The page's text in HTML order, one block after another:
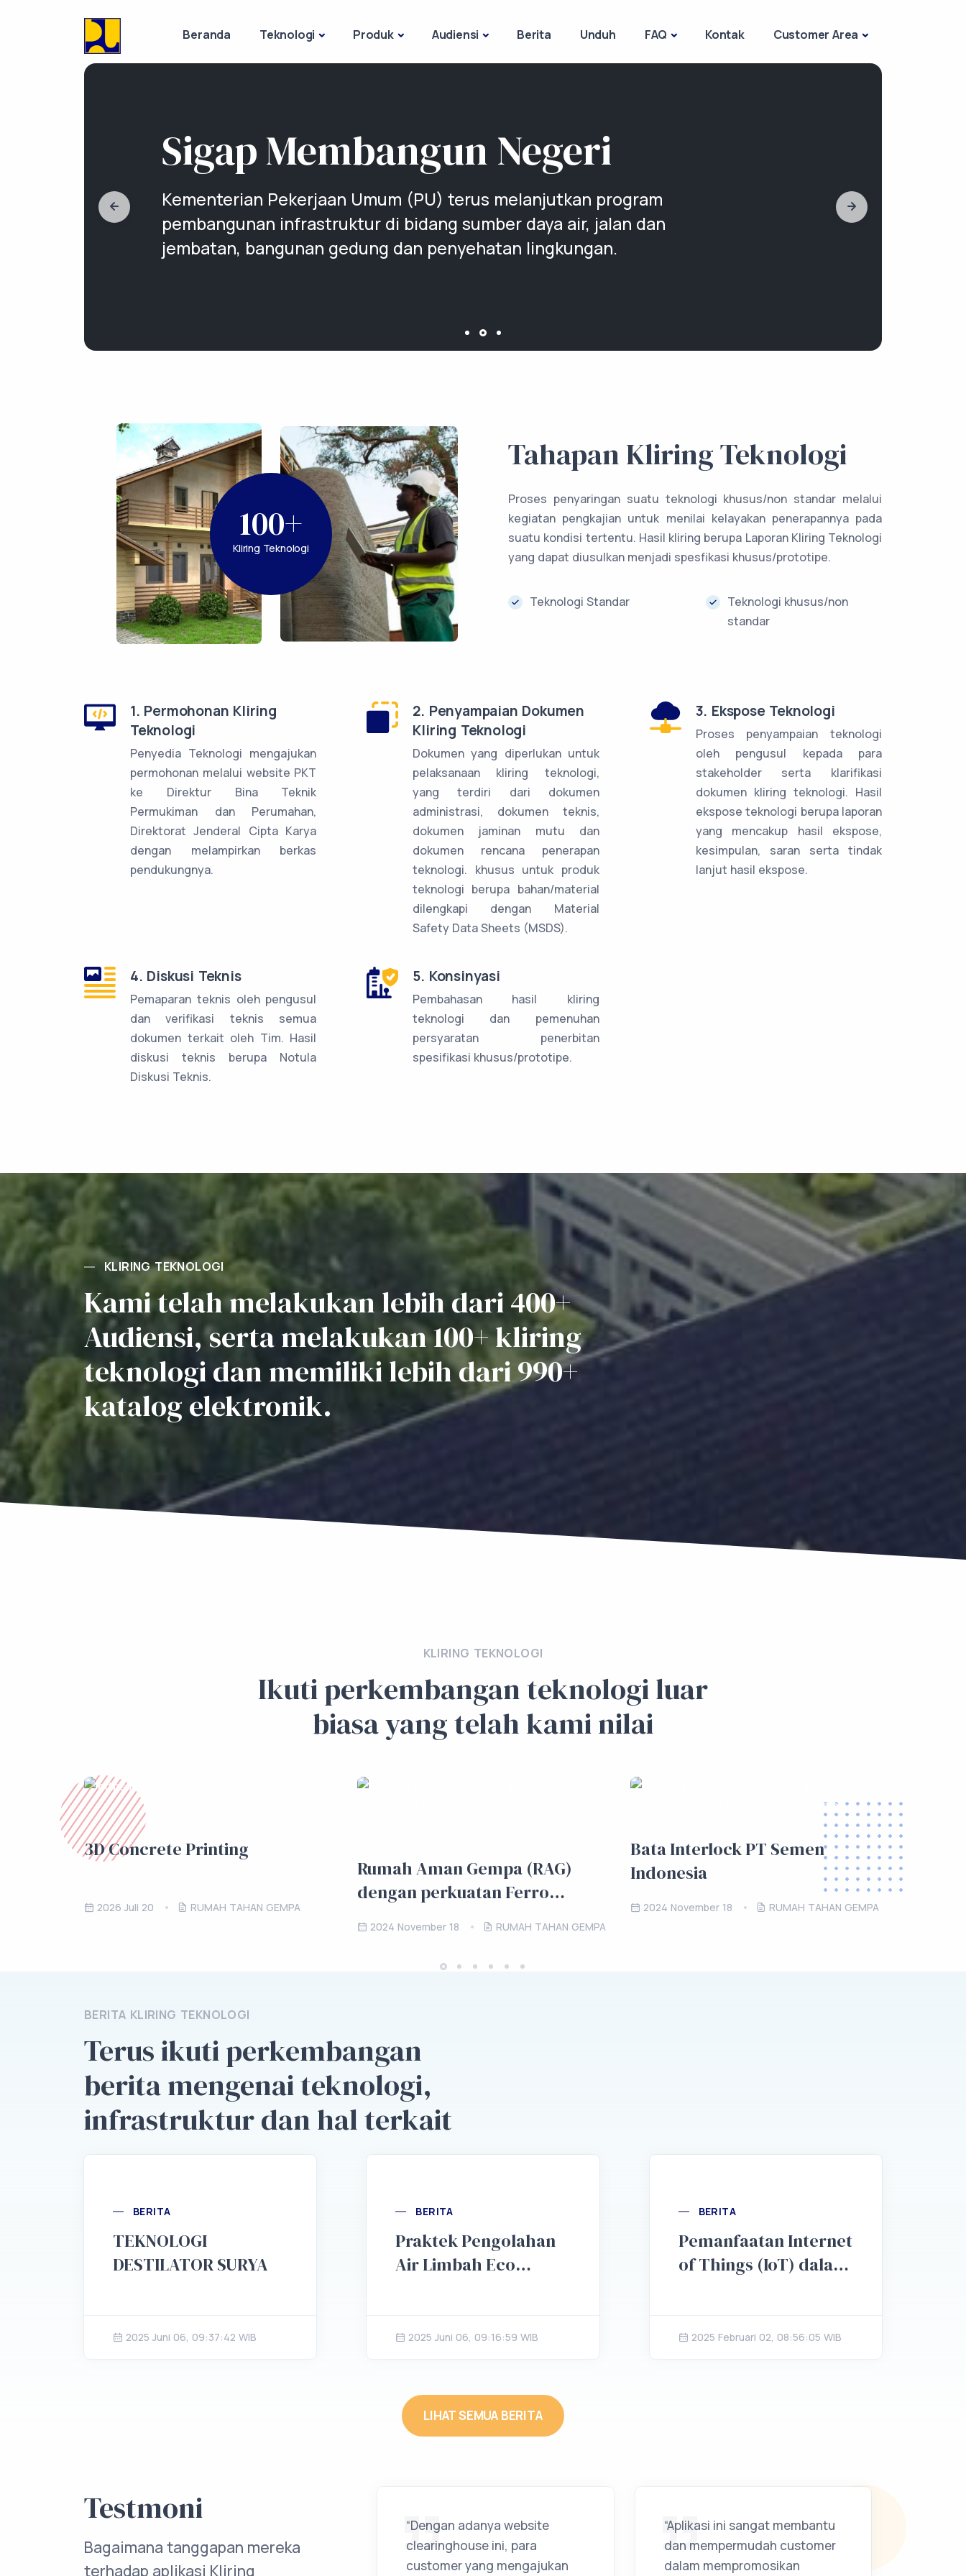
Beranda Teknologi Produk Audiensi Berita Unduh FAQ Kontak Customer Area
Sigap Membangun Negeri
Kementerian Pekerjaan Umum (PU) terus melanjutkan program
pembangunan infrastruktur di bidang sumber daya air, jalan dan
jembatan, bangunan gedung dan penyehatan lingkungan.
100+
Kliring Teknologi
Tahapan Kliring Teknologi
Proses penyaringan suatu teknologi khusus/non standar melalui
kegiatan pengkajian untuk menilai kelayakan penerapannya pada
suatu kondisi tertentu. Hasil kliring berupa Laporan Kliring Teknologi
yang dapat diusulkan menjadi spesfikasi khusus/prototipe.
Teknologi Standar
Teknologi khusus/non
standar
1. Permohonan Kliring
Teknologi
Penyedia Teknologi mengajukan
permohonan melalui website PKT
ke Direktur Bina Teknik
Permukiman dan Perumahan,
Direktorat Jenderal Cipta Karya
dengan melampirkan berkas
pendukungnya.
2. Penyampaian Dokumen
Kliring Teknologi
Dokumen yang diperlukan untuk
pelaksanaan kliring teknologi,
yang terdiri dari dokumen
administrasi, dokumen teknis,
dokumen jaminan mutu dan
dokumen rencana penerapan
teknologi. khusus untuk produk
teknologi berupa bahan/material
dilengkapi dengan Material
Safety Data Sheets (MSDS).
3. Ekspose Teknologi
Proses penyampaian teknologi
oleh pengusul kepada para
stakeholder serta klarifikasi
dokumen kliring teknologi. Hasil
ekspose teknologi berupa laporan
yang mencakup hasil ekspose,
kesimpulan, saran serta tindak
lanjut hasil ekspose.
4. Diskusi Teknis
Pemaparan teknis oleh pengusul
dan verifikasi teknis semua
dokumen terkait oleh Tim. Hasil
diskusi teknis berupa Notula
Diskusi Teknis.
5. Konsinyasi
Pembahasan hasil kliring
teknologi dan pemenuhan
persyaratan penerbitan
spesifikasi khusus/prototipe.
KLIRING TEKNOLOGI
Kami telah melakukan lebih dari 400+
Audiensi, serta melakukan 100+ kliring
teknologi dan memiliki lebih dari 990+
katalog elektronik.
KLIRING TEKNOLOGI
Ikuti perkembangan teknologi luar
biasa yang telah kami nilai
3D Concrete Printing
2026 Juli 20 RUMAH TAHAN GEMPA
Rumah Aman Gempa (RAG)
dengan perkuatan Ferro
2024 November 18 RUMAH TAHAN GEMPA
Bata Interlock PT Semen
Indonesia
2024 November 18 RUMAH TAHAN GEMPA
BERITA KLIRING TEKNOLOGI
Terus ikuti perkembangan
berita mengenai teknologi,
infrastruktur dan hal terkait
BERITA
TEKNOLOGI
DESTILATOR SURYA
2025 Juni 06, 09:37:42 WIB
BERITA
Praktek Pengolahan
Air Limbah Eco
2025 Juni 06, 09:16:59 WIB
BERITA
Pemanfaatan Internet
of Things (IoT) dalam
2025 Februari 02, 08:56:05 WIB
LIHAT SEMUA BERITA
Testmoni
Bagaimana tanggapan mereka
terhadap aplikasi Kliring
“Dengan adanya website
clearinghouse ini, para
customer yang mengajukan
“Aplikasi ini sangat membantu
dan mempermudah customer
dalam mempromosikan